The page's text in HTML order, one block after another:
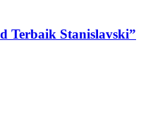
Terbaik Stanislavski”